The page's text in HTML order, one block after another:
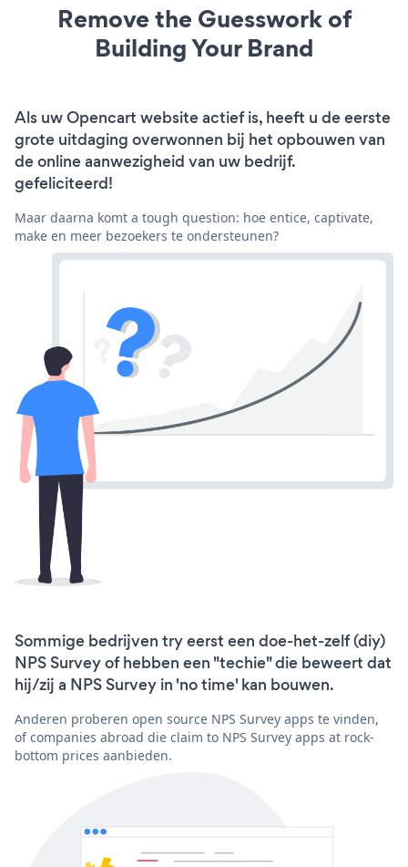
Remove the Guesswork of
Building Your Brand
Als uw Opencart website actief is, heeft u de eerste
grote uitdaging overwonnen bij het opbouwen van
de online aanwezigheid van uw bedrijf.
gefeliciteerd!
Maar daarna komt a tough question: hoe entice, captivate,
make en meer bezoekers te ondersteunen?
Sommige bedrijven try eerst een doe-het-zelf (diy)
NPS Survey of hebben een "techie" die beweert dat
hij/zij a NPS Survey in 'no time' kan bouwen.
Anderen proberen open source NPS Survey apps te vinden,
of companies abroad die claim to NPS Survey apps at rock-
bottom prices aanbieden.